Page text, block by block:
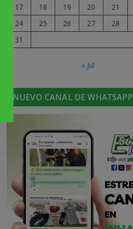
17
18 19 20 21
24
25 26 27 28
31
« Jul
NUEVO CANAL DE WHATSAPP